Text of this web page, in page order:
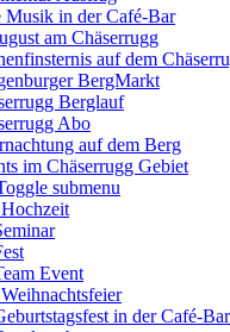
Musik in der Café-Bar
am Chäserrugg
auf dem
BergMarkt
Berglauf
Abo
auf dem Berg
im Chäserrugg Gebiet
submenu
Event
in der Café-Bar